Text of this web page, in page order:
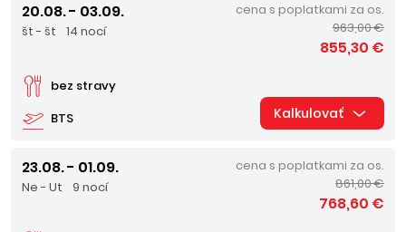
20.08. - 03.09.
št - št 14 nocí
BTS
bez stravy
cena s poplatkami za os.
963,00 €
855,30 €
Kalkulovať
23.08. - 01.09.
Ne - Ut 9 nocí
cena s poplatkami za os.
861,00 €
768,60 €